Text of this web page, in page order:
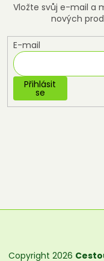
Vložte svůj e-mail a
nových
E-mail
Přihlásit
se
Copyright 2026